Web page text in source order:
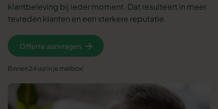
klantbeleving bij ieder moment. Dat resulteert in meer
tevreden klanten en een sterkere reputatie.
Offerte aanvragen
Binnen 24 uur in je mailbox!